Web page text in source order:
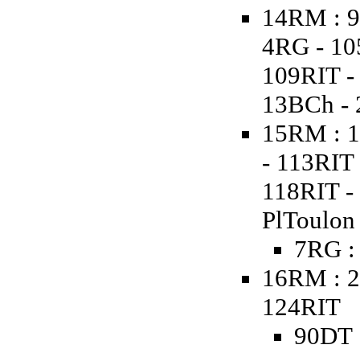
14RM :
4RG -
109RIT
13BCh -
15RM :
-
118RIT
PlToulon
7RG
16RM :
124RIT
90DT